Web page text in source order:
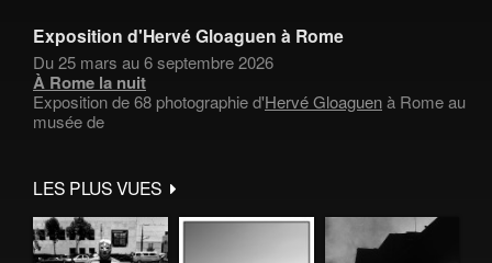
Exposition d'Hervé Gloaguen à Rome
Du 25 mars au 6 septembre 2026
À Rome la nuit
Exposition de 68 photographie d'Hervé Gloaguenà Rome au
musée de
LES PLUS VUES